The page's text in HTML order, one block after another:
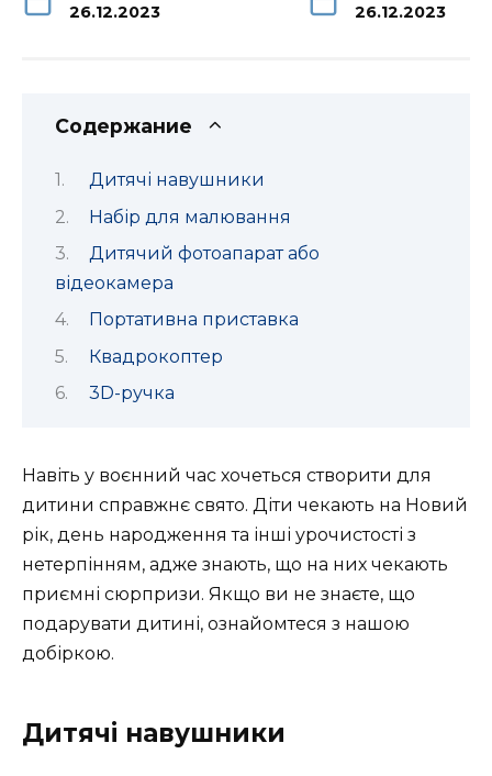
26.12.2023 26.12.2023
Содержание
Дитячі навушники
Набір для малювання
Дитячий фотоапарат або
відеокамера
Портативна приставка
Квадрокоптер
3D-ручка
Навіть у воєнний час хочеться створити для
дитини справжнє свято. Діти чекають на Новий
рік, день народження та інші урочистості з
нетерпінням, адже знають, що на них чекають
приємні сюрпризи. Якщо ви не знаєте, що
подарувати дитині, ознайомтеся з нашою
добіркою.
Дитячі навушники